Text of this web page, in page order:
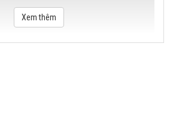
Xem thêm